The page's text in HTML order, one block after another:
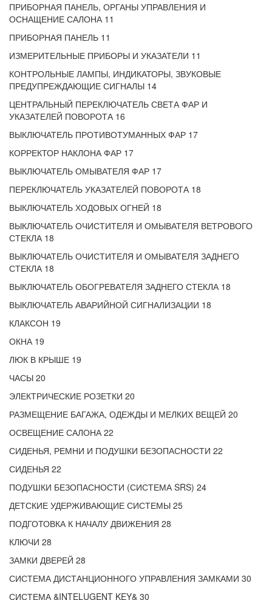
ПРИБОРНАЯ ПАНЕЛЬ, ОРГАНЫ УПРАВЛЕНИЯ И
ОСНАЩЕНИЕ САЛОНА 11
ПРИБОРНАЯ ПАНЕЛЬ 11
ИЗМЕРИТЕЛЬНЫЕ ПРИБОРЫ И УКАЗАТЕЛИ 11
КОНТРОЛЬНЫЕ ЛАМПЫ, ИНДИКАТОРЫ, ЗВУКОВЫЕ
ПРЕДУПРЕЖДАЮЩИЕ СИГНАЛЫ 14
ЦЕНТРАЛЬНЫЙ ПЕРЕКЛЮЧАТЕЛЬ СВЕТА ФАР И
УКАЗАТЕЛЕЙ ПОВОРОТА 16
ВЫКЛЮЧАТЕЛЬ ПРОТИВОТУМАННЫХ ФАР 17
КОРРЕКТОР НАКЛОНА ФАР 17
ВЫКЛЮЧАТЕЛЬ ОМЫВАТЕЛЯ ФАР 17
ПЕРЕКЛЮЧАТЕЛЬ УКАЗАТЕЛЕЙ ПОВОРОТА 18
ВЫКЛЮЧАТЕЛЬ ХОДОВЫХ ОГНЕЙ 18
ВЫКЛЮЧАТЕЛЬ ОЧИСТИТЕЛЯ И ОМЫВАТЕЛЯ ВЕТРОВОГО
СТЕКЛА 18
ВЫКЛЮЧАТЕЛЬ ОЧИСТИТЕЛЯ И ОМЫВАТЕЛЯ ЗАДНЕГО
СТЕКЛА 18
ВЫКЛЮЧАТЕЛЬ ОБОГРЕВАТЕЛЯ ЗАДНЕГО СТЕКЛА 18
ВЫКЛЮЧАТЕЛЬ АВАРИЙНОЙ СИГНАЛИЗАЦИИ 18
КЛАКСОН 19
ОКНА 19
ЛЮК В КРЫШЕ 19
ЧАСЫ 20
ЭЛЕКТРИЧЕСКИЕ РОЗЕТКИ 20
РАЗМЕЩЕНИЕ БАГАЖА, ОДЕЖДЫ И МЕЛКИХ ВЕЩЕЙ 20
ОСВЕЩЕНИЕ САЛОНА 22
СИДЕНЬЯ, РЕМНИ И ПОДУШКИ БЕЗОПАСНОСТИ 22
СИДЕНЬЯ 22
ПОДУШКИ БЕЗОПАСНОСТИ (СИСТЕМА SRS) 24
ДЕТСКИЕ УДЕРЖИВАЮЩИЕ СИСТЕМЫ 25
ПОДГОТОВКА К НАЧАЛУ ДВИЖЕНИЯ 28
КЛЮЧИ 28
ЗАМКИ ДВЕРЕЙ 28
СИСТЕМА ДИСТАНЦИОННОГО УПРАВЛЕНИЯ ЗАМКАМИ 30
СИСТЕМА &INTELUGENT KEY& 30